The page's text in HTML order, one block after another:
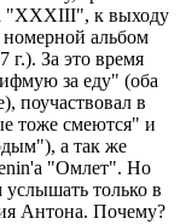
"XXXIII", к выходу
альбом
За это время
за еду" (оба
поучаствовал в
тоже смеются" и
а так же
"Омлет". Но
только в
Антона. Почему?